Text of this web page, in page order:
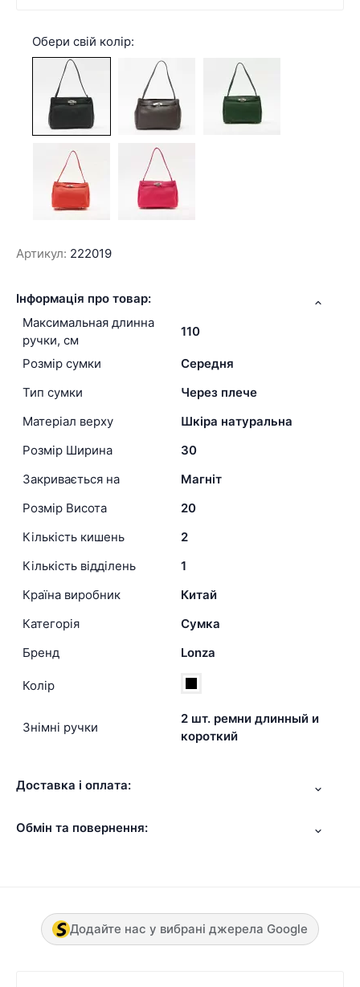
Обери свій колір:
Артикул: 222019
Інформація про товар:
Максимальная длинна
ручки, см
110
Розмір сумки
Середня
Тип сумки
Через плече
Матеріал верху
Шкіра натуральна
Розмір Ширина
30
Закривається на
Магніт
Розмір Висота
20
Кількість кишень
2
Кількість відділень
1
Країна виробник
Китай
Категорія
Сумка
Бренд
Lonza
Колір
Знімні ручки
2 шт. ремни длинный и
короткий
Доставка і оплата:
Обмін та повернення:
Додайте нас у вибрані джерела Google